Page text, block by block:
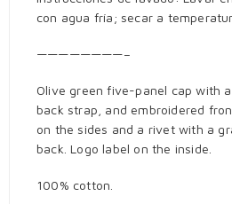
con agua fría; secar a
————————–
Olive green five-panel cap with
back strap, and embroidered
on the sides and a rivet with a
back. Logo label on the inside.
100% cotton.